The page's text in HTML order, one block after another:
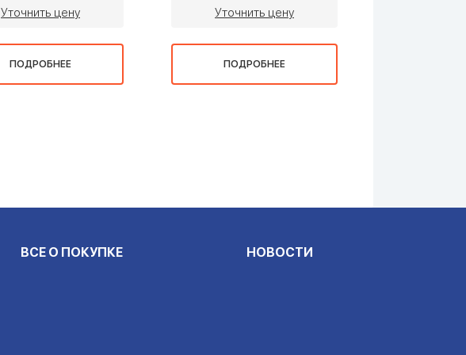
Уточнить цену
ПОДРОБНЕЕ
Уточнить цену
ПОДРОБНЕЕ
ВСЕ О ПОКУПКЕ НОВОСТИ